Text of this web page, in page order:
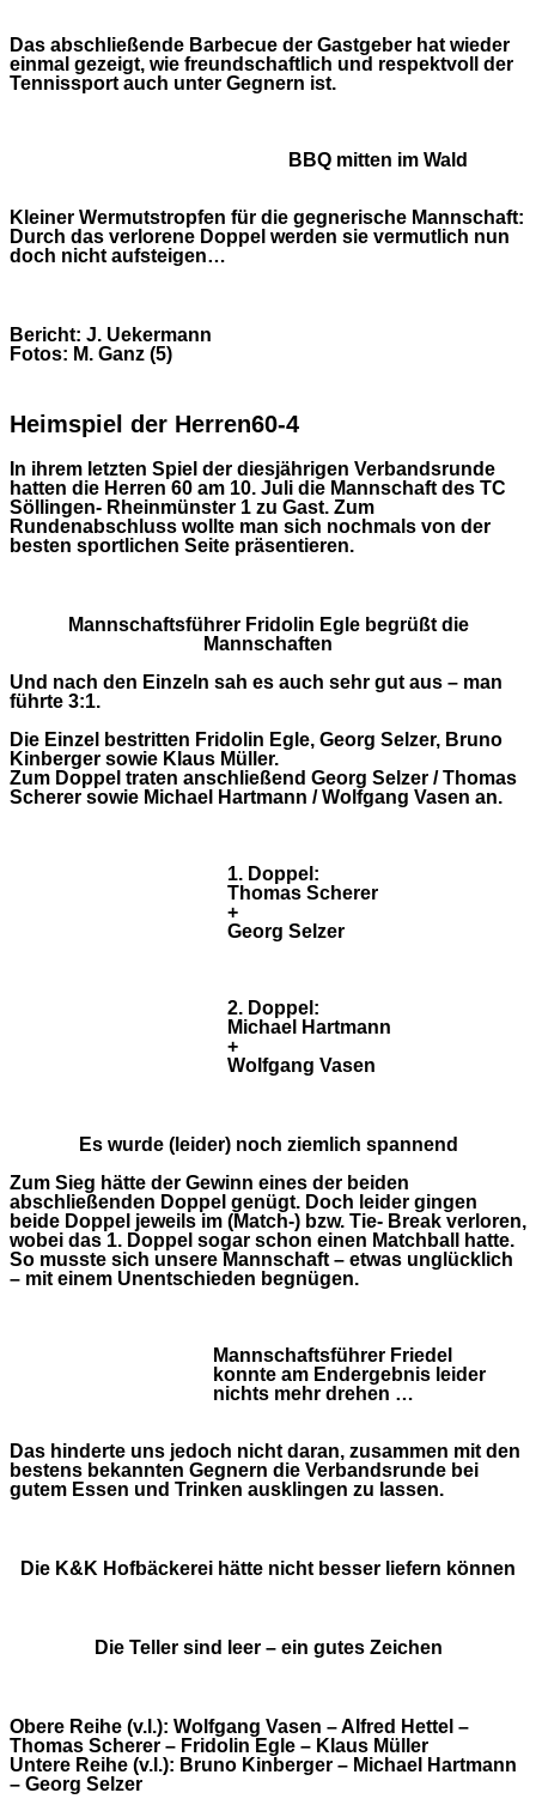
Das abschließende Barbecue der Gastgeber hat wieder
einmal gezeigt, wie freundschaftlich und respektvoll der
Tennissport auch unter Gegnern ist.
BBQ mitten im Wald
Kleiner Wermutstropfen für die gegnerische Mannschaft:
Durch das verlorene Doppel werden sie vermutlich nun
doch nicht aufsteigen…
Bericht: J. Uekermann
Fotos: M. Ganz (5)
Heimspiel der Herren60-4
In ihrem letzten Spiel der diesjährigen Verbandsrunde
hatten die Herren 60 am 10. Juli die Mannschaft des TC
Söllingen- Rheinmünster 1 zu Gast. Zum
Rundenabschluss wollte man sich nochmals von der
besten sportlichen Seite präsentieren.
Mannschaftsführer Fridolin Egle begrüßt die
Mannschaften
Und nach den Einzeln sah es auch sehr gut aus – man
führte 3:1.
Die Einzel bestritten Fridolin Egle, Georg Selzer, Bruno
Kinberger sowie Klaus Müller.
Zum Doppel traten anschließend Georg Selzer / Thomas
Scherer sowie Michael Hartmann / Wolfgang Vasen an.
1. Doppel:
Thomas Scherer
+
Georg Selzer
2. Doppel:
Michael Hartmann
+
Wolfgang Vasen
Es wurde (leider) noch ziemlich spannend
Zum Sieg hätte der Gewinn eines der beiden
abschließenden Doppel genügt. Doch leider gingen
beide Doppel jeweils im (Match-) bzw. Tie- Break verloren,
wobei das 1. Doppel sogar schon einen Matchball hatte.
So musste sich unsere Mannschaft – etwas unglücklich
– mit einem Unentschieden begnügen.
Mannschaftsführer Friedel
konnte am Endergebnis leider
nichts mehr drehen …
Das hinderte uns jedoch nicht daran, zusammen mit den
bestens bekannten Gegnern die Verbandsrunde bei
gutem Essen und Trinken ausklingen zu lassen.
Die K&K Hofbäckerei hätte nicht besser liefern können
Die Teller sind leer – ein gutes Zeichen
Obere Reihe (v.l.): Wolfgang Vasen – Alfred Hettel –
Thomas Scherer – Fridolin Egle – Klaus Müller
Untere Reihe (v.l.): Bruno Kinberger – Michael Hartmann
– Georg Selzer